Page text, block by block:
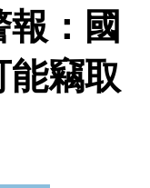
：國
能竊取